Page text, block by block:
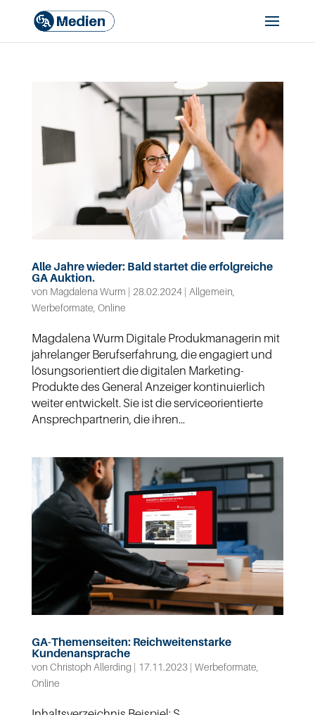
Alle Jahre wieder: Bald startet die erfolgreiche
GA Auktion.
von Magdalena Wurm | 28.02.2024| Allgemein
Werbeformate Online
Magdalena Wurm Digitale Produkmanagerin mit
jahrelanger Berufserfahrung, die engagiert und
lösungsorientiert die digitalen Marketing-
Produkte des General Anzeiger kontinuierlich
weiter entwickelt. Sie ist die serviceorientierte
Ansprechpartnerin, die ihren...
GA-Themenseiten: Reichweitenstarke
Kundenansprache
von Christoph Allerding| 17.11.2023| Werbeformate
Online